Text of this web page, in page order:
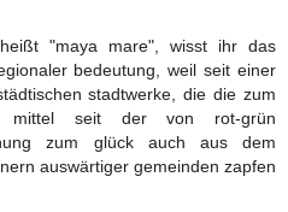
"maya mare", wisst ihr das
bedeutung, weil seit einer
stadtwerke, die die zum
mittel seit der von rot-grün
zum glück auch aus dem
auswärtiger gemeinden zapfen